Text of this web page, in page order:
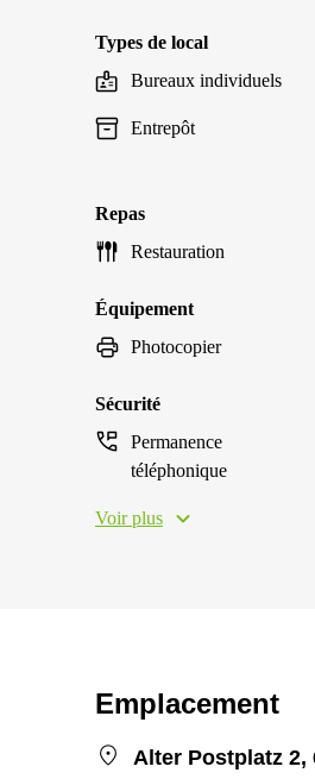
Types de local
Bureaux individuels
Entrepôt
Repas
Restauration
Équipement
Photocopier
Sécurité
Permanence
téléphonique
Voir plus
Emplacement
Alter Postplatz 2,